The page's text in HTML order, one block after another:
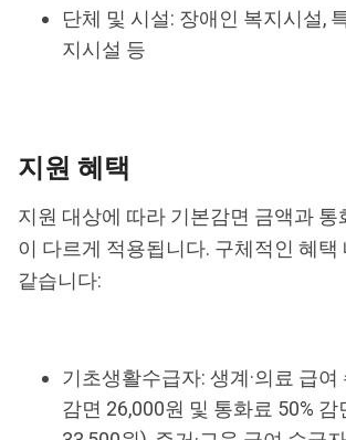
단체 및 시설: 장애인 복지시설,
지시설 등
지원 혜택
지원 대상에 따라 기본감면 금액과 통
이 다르게 적용됩니다. 구체적인 혜택
같습니다:
기초생활수급자: 생계·의료 급
감면 26,000원 및 통화료 50% 감